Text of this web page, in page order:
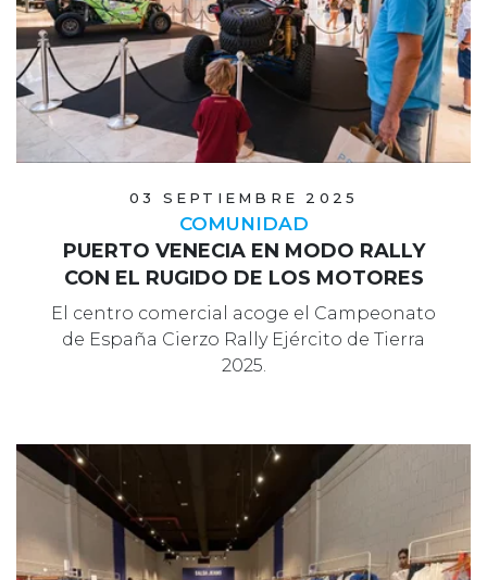
03 SEPTIEMBRE 2025
COMUNIDAD
PUERTO VENECIA EN MODO RALLY
CON EL RUGIDO DE LOS MOTORES
El centro comercial acoge el Campeonato
de España Cierzo Rally Ejército de Tierra
2025.